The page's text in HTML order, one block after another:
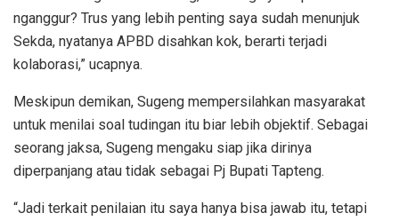
nganggur? Trus yang lebih penting saya sudah menunjuk
Sekda, nyatanya APBD disahkan kok, berarti terjadi
kolaborasi,” ucapnya.
Meskipun demikan, Sugeng mempersilahkan masyarakat
untuk menilai soal tudingan itu biar lebih objektif. Sebagai
seorang jaksa, Sugeng mengaku siap jika dirinya
diperpanjang atau tidak sebagai Pj Bupati Tapteng.
“Jadi terkait penilaian itu saya hanya bisa jawab itu, tetapi